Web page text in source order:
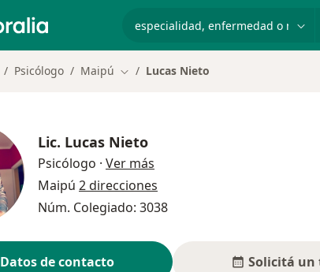
Psicólogo Maipú Cambiar de ciudad
Lucas Nieto
Lic. Lucas Nieto
Psicólogo · Ver más
Maipú 2 direcciones
Núm. Colegiado: 3038
Datos de contacto Solicitá